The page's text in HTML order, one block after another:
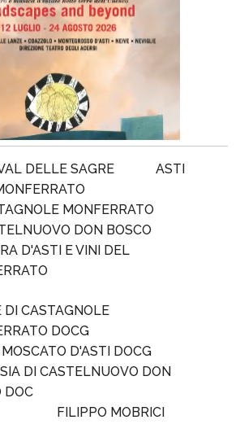
DELLE SAGRE
ASTI
MONFERRATO
DON BOSCO
D'ASTI E VINI DEL
DI CASTAGNOLE
DOCG
MOSCATO D'ASTI DOCG
DI CASTELNUOVO DON
DOC
FILIPPO MOBRICI